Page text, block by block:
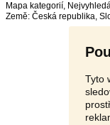
Tyto
Mapa kategorií,
Země: Česká republika,